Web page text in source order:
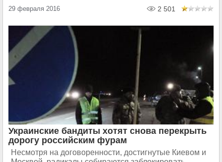
29 февраля 2016 2 501
Украинские бандиты хотят снова перекрыть
дорогу российским фурам
Несмотря на договоренности, достигнутые Киевом и